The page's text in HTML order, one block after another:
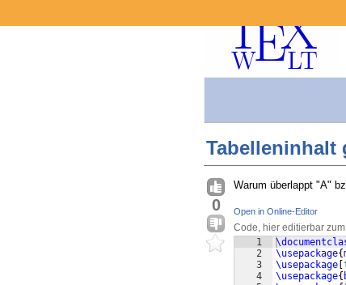
Tabelleninhalt
0
Warum überlappt "A"
Open in Online-Editor
Code, hier editierbar
1
2
3
4
\usepackage{
\usepackage
\usepackage{